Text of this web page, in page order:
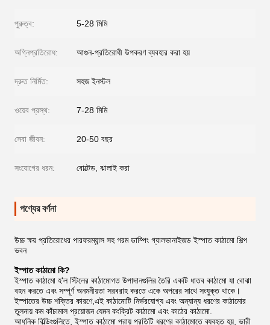
পুরুত্ব: 5-28 মিমি
অগ্নিপ্রতিরোধ: আগুন-প্রতিরোধী উপকরণ ব্যবহার করা হয়
দ্রুত নির্মিত: সহজ ইনস্টল
ওয়েব প্রস্থ: 7-28 মিমি
সেবা জীবন: 20-50 বছর
সংযোগের ধরন: বোল্টেড, ঝালাই করা
পণ্যের বর্ণনা
উচ্চ ক্ষয় প্রতিরোধের পারফরম্যান্স সহ গরম ডাম্পিং গ্যালভানাইজড ইস্পাত কাঠামো শিল্প
ভবন
ইস্পাত কাঠামো কি?
ইস্পাত কাঠামো হ'ল স্টিলের কাঠামোগত উপাদানগুলির তৈরি একটি ধাতব কাঠামো যা বোঝা
বহন করতে এবং সম্পূর্ণ অনমনীয়তা সরবরাহ করতে একে অপরের সাথে সংযুক্ত থাকে।
ইস্পাতের উচ্চ শক্তির কারণে,এই কাঠামোটি নির্ভরযোগ্য এবং অন্যান্য ধরণের কাঠামোর
তুলনায় কম কাঁচামাল প্রয়োজন যেমন কংক্রিট কাঠামো এবং কাঠের কাঠামো.
আধুনিক বিল্ডিংগুলিতে, ইস্পাত কাঠামো প্রায় প্রতিটি ধরণের কাঠামোতে ব্যবহৃত হয়, ভারী